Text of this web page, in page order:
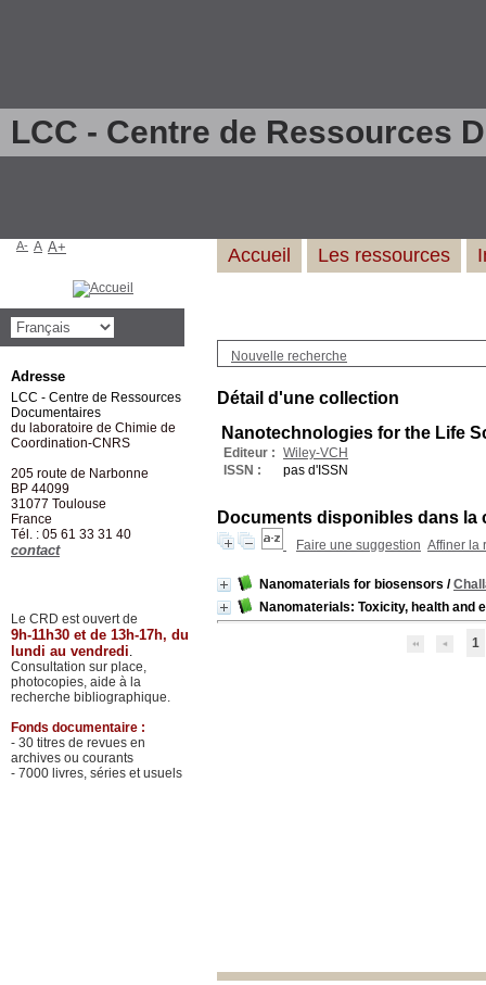
LCC - Centre de Ressources
Nouvelle recherche
Détail d'une collection
Nanotechnologies for the Life
Editeur : Wiley-VCH
ISSN :
pas d'ISSN
Documents disponibles dans la
Faire une suggestion Affiner la
Nanomaterials for biosensors /
Nanomaterials: Toxicity, health and
1
Accueil Les ressources
A- A A+
Adresse
LCC - Centre de Ressources
Documentaires
du laboratoire de Chimie de
Coordination-CNRS
205 route de Narbonne
BP 44099
31077 Toulouse
France
Tél. : 05 61 33 31 40
contact
Le CRD est ouvert de
9h-11h30 et de 13h-17h, du
lundi au vendredi.
Consultation sur place,
photocopies, aide à la
recherche bibliographique.
Fonds documentaire :
- 30 titres de revues en
archives ou courants
- 7000 livres, séries et usuels